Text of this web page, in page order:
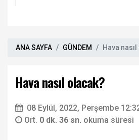
ANA SAYFA GÜNDEM Hava
Hava nasıl olacak?
08 Eylül, 2022, Perşembe
Ort. 0 dk. 36 sn. okuma süresi